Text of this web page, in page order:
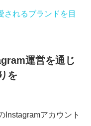
されるブランドを目
運営を通じ
を
Instagramアカウント